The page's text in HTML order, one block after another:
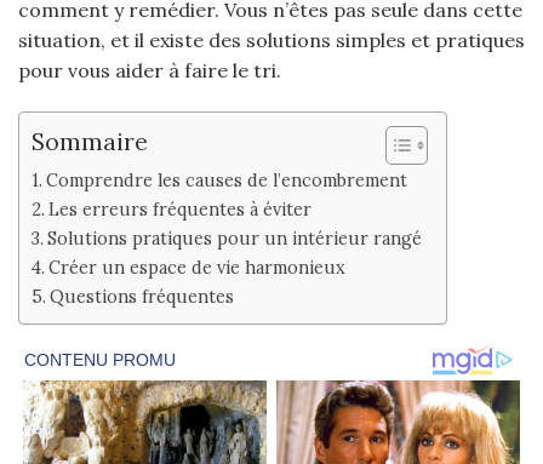
comment y remédier. Vous n’êtes pas seule dans cette
situation, et il existe des solutions simples et pratiques
pour vous aider à faire le tri.
Sommaire
Comprendre les causes de l’encombrement
Les erreurs fréquentes à éviter
Solutions pratiques pour un intérieur rangé
Créer un espace de vie harmonieux
Questions fréquentes